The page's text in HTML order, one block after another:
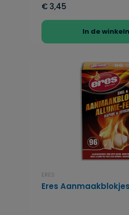
€ 3,45
In de
ERES
Eres